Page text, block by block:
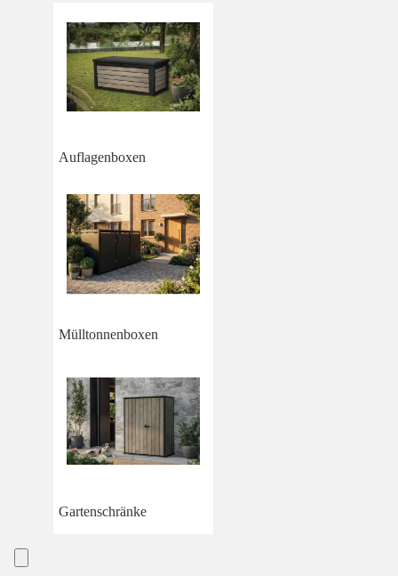
Auflagenboxen
Mülltonnenboxen
Gartenschränke